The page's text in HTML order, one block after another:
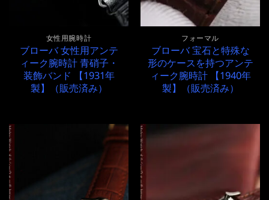
女性用腕時計
ブローバ 女性用アンテ
ィーク腕時計 青硝子・
装飾バンド 【1931年
製】（販売済み）
フォーマル
ブローバ 宝石と特殊な
形のケースを持つアンテ
ィーク腕時計 【1940年
製】（販売済み）